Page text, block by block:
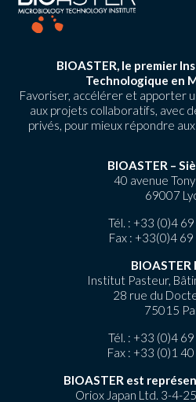
BIOASTER, le premier
Technologique en
Favoriser, accélérer et apporter
aux projets collaboratifs, avec
privés, pour mieux répondre
BIOASTER –
40 avenue
69007
Tél. : +33 (0)4
Fax : +33(0)4
BIOASTER
Institut Pasteur,
28 rue du
75015
Tél. : +33 (0)4
Fax : +33 (0)1
BIOASTER est
Oriox Japan Ltd. 3-4-